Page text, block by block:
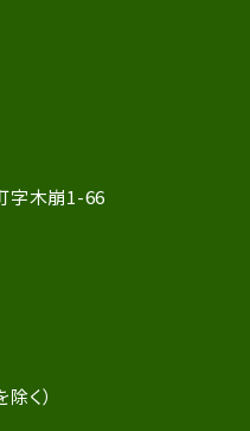
字木崩1-66
く）